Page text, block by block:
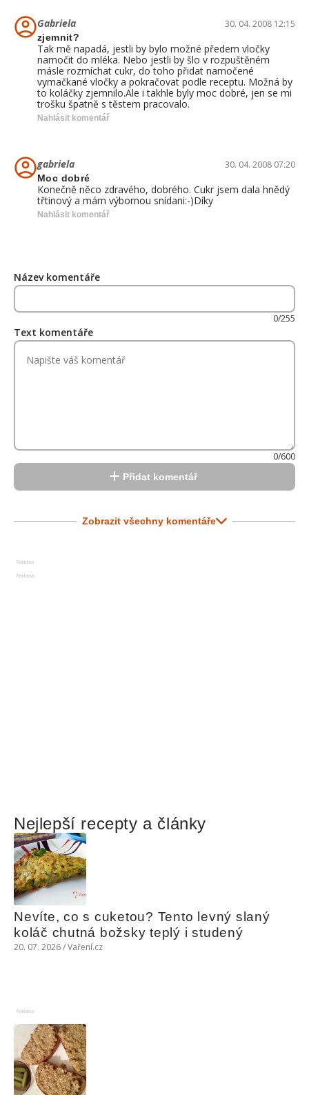
Gabriela 30. 04. 2008 12:15
zjemnit?
Tak mě napadá, jestli by bylo možné předem vločky
namočit do mléka. Nebo jestli by šlo v rozpuštěném
másle rozmíchat cukr, do toho přidat namočené
vymačkané vločky a pokračovat podle receptu. Možná by
to koláčky zjemnilo.Ale i takhle byly moc dobré, jen se mi
trošku špatně s těstem pracovalo.
Nahlásit komentář
gabriela 30. 04. 2008 07:20
Moc dobré
Konečně něco zdravého, dobrého. Cukr jsem dala hnědý
třtinový a mám výbornou snídani:-)Díky
Nahlásit komentář
Název komentáře
0/255
Text komentáře
0/600
Přidat komentář
Zobrazit všechny komentáře
Reklama
Reklama
Nejlepší recepty a články
Nevíte, co s cuketou? Tento levný slaný
koláč chutná božsky teplý i studený
20. 07. 2026 / Vaření.cz
Reklama